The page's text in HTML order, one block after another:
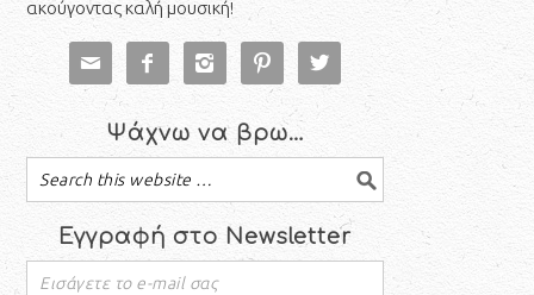
ακούγοντας καλή μουσική!
    
Ψάχνω να βρω…
Εγγραφή στο Newsletter